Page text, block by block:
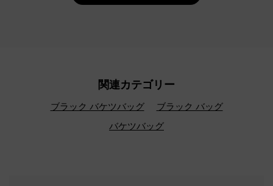
関連カテゴリー
ブラック バケツバッグ
ブラック バッグ
バケツバッグ